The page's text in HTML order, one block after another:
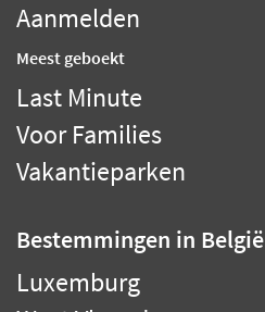
Aanmelden
Meest geboekt
Last Minute
Voor Families
Vakantieparken
Bestemmingen in België
Luxemburg